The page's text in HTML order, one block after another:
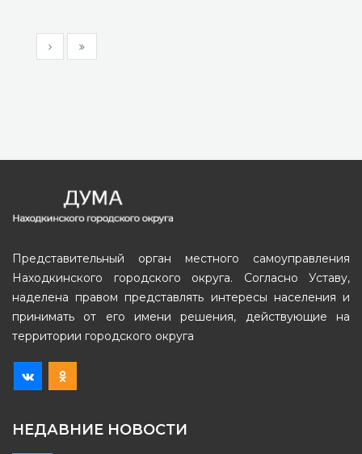
Представительный орган местного самоуправления
Находкинского городского округа. Согласно Уставу,
наделена правом представлять интересы населения и
принимать от его имени решения, действующие на
территории городского округа
НЕДАВНИЕ НОВОСТИ